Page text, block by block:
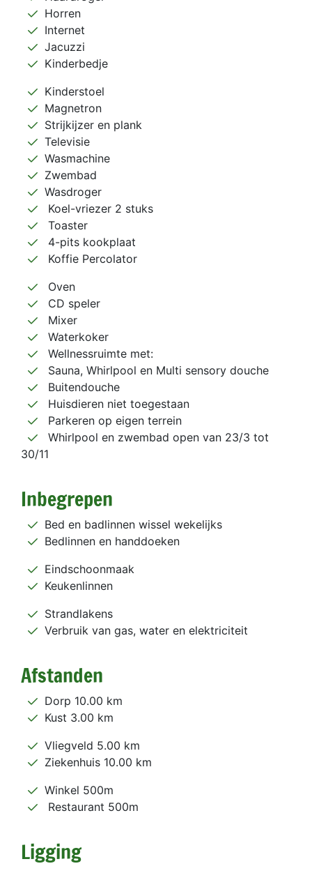
Horren
Internet
Jacuzzi
Kinderbedje
Kinderstoel
Magnetron
Strijkijzer en plank
Televisie
Wasmachine
Zwembad
Wasdroger
Koel-vriezer 2 stuks
Toaster
4-pits kookplaat
Koffie Percolator
Oven
CD speler
Mixer
Waterkoker
Wellnessruimte met:
Sauna, Whirlpool en Multi sensory douche
Buitendouche
Huisdieren niet toegestaan
Parkeren op eigen terrein
Whirlpool en zwembad open van 23/3 tot
30/11
Inbegrepen
Bed en badlinnen wissel wekelijks
Bedlinnen en handdoeken
Eindschoonmaak
Keukenlinnen
Strandlakens
Verbruik van gas, water en elektriciteit
Afstanden
Dorp 10.00 km
Kust 3.00 km
Vliegveld 5.00 km
Ziekenhuis 10.00 km
Winkel 500m
Restaurant 500m
Ligging